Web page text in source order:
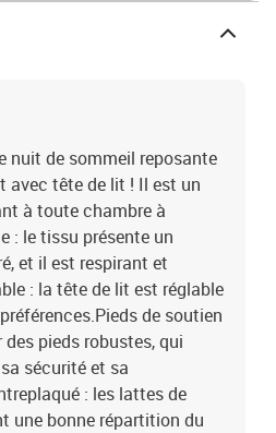
nuit de sommeil reposante
avec tête de lit ! Il est un
à toute chambre à
: le tissu présente un
et il est respirant et
: la tête de lit est réglable
de soutien
pieds robustes, qui
sécurité et sa
: les lattes de
une bonne répartition du